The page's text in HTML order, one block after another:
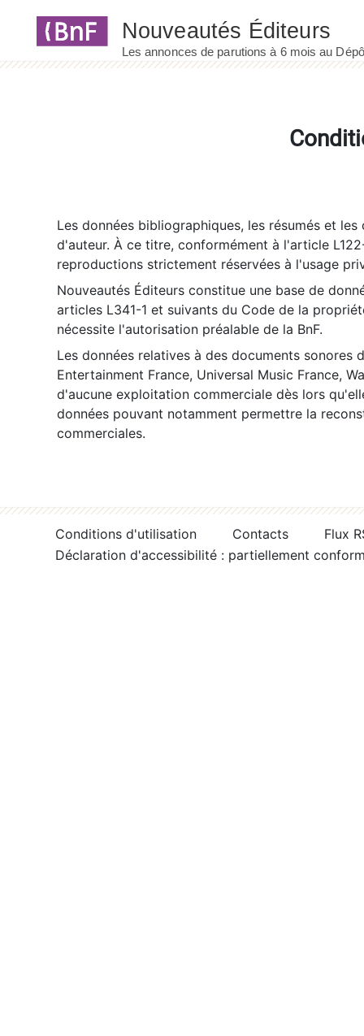
Les données bibliographiques, les résumés et
d'auteur. À ce titre, conformément à l'article
reproductions strictement réservées à l'usage
Nouveautés Éditeurs constitue une base de
articles L341-1 et suivants du Code de la
nécessite l'autorisation préalable de la BnF.
Les données relatives à des documents sonores
Entertainment France, Universal Music France,
d'aucune exploitation commerciale dès lors
données pouvant notamment permettre la
commerciales.
Conditions d'utilisation Contacts
Flux
Déclaration d'accessibilité : partiellement